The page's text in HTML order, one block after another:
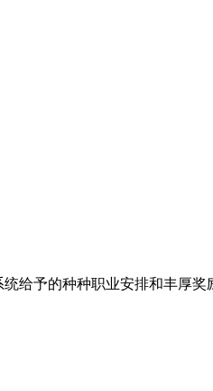
给予的种种职业安排和丰厚